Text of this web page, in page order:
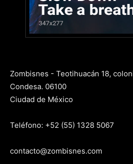
Zombisnes - Teotihuacán 18,
Condesa. 06100
Ciudad de México
Teléfono: +52 (55) 1328 5067
contacto@zombisnes.com